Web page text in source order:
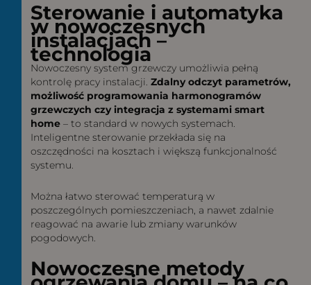
Sterowanie i automatyka
w nowoczesnych
instalacjach –
technologia
Nowoczesny system grzewczy umożliwia pełną
kontrolę pracy instalacji. Zdalny odczyt parametrów,
możliwość programowania harmonogramów
grzewczych czy integracja z systemami smart
home – to standard w nowych systemach.
Inteligentne sterowanie przekłada się na
oszczędności na kosztach i większą funkcjonalność
systemu.
Można łatwo sterować temperaturą w
poszczególnych pomieszczeniach, a nawet zdalnie
reagować na awarie lub zmiany warunków
pogodowych.
Nowoczesne metody